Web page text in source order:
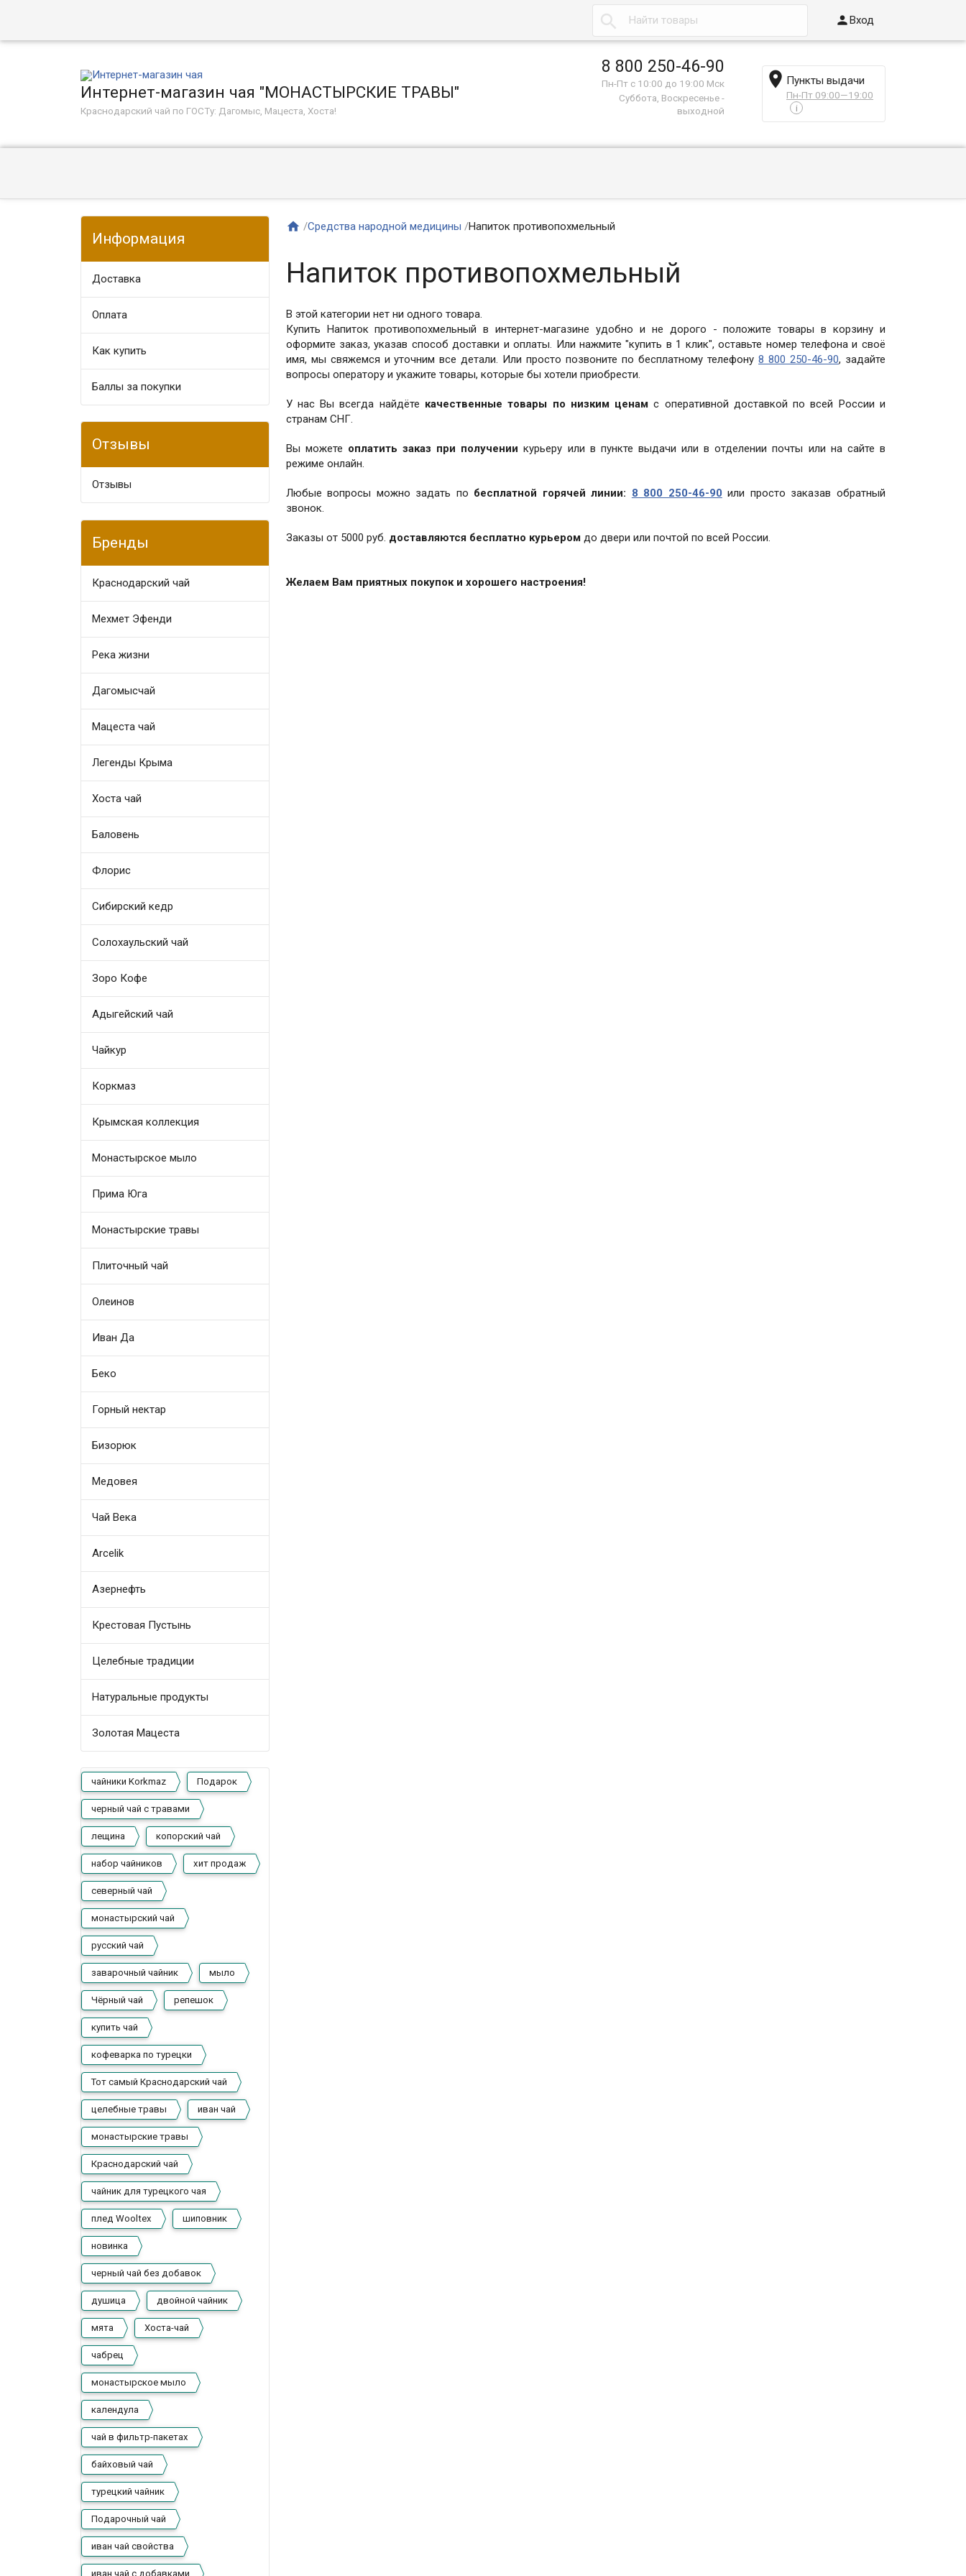
 Вход
Интернет-магазин чая "МОНАСТЫРСКИЕ ТРАВЫ"
Краснодарский чай по ГОСТу: Дагомыс, Мацеста, Хоста!
8 800 250-46-90
Пн-Пт с 10:00 до 19:00 Мск
Суббота, Воскресенье -
выходной
 Пункты выдачи
Пн-Пт 09:00—19:00
i
Информация
Доставка
Оплата​
Как купить
Баллы за покупки
Отзывы
Отзывы
Бренды
Краснодарский чай
Мехмет Эфенди
Река жизни
Дагомысчай
Мацеста чай
Легенды Крыма
Хоста чай
Баловень
Флорис
Сибирский кедр
Солохаульский чай
Зоро Кофе
Адыгейский чай
Чайкур
Коркмаз
Крымская коллекция
Монастырское мыло
Прима Юга
Монастырские травы
Плиточный чай
Олеинов
Иван Да
Беко
Горный нектар
Бизорюк
Медовея
Чай Века
Arcelik
Азернефть
Крестовая Пустынь
Целебные традиции
Натуральные продукты
Золотая Мацеста
чайники Korkmaz Подарок
черный чай с травами
лещина копорский чай
набор чайников хит продаж
северный чай
монастырский чай
русский чай
заварочный чайник мыло
Чёрный чай репешок
купить чай
кофеварка по турецки
Тот самый Краснодарский чай
целебные травы иван чай
монастырские травы
Краснодарский чай
чайник для турецкого чая
плед Wooltex шиповник
новинка
черный чай без добавок
душица двойной чайник
мята Хоста-чай
чабрец
монастырское мыло
календула
чай в фильтр-пакетах
байховый чай
турецкий чайник
Подарочный чай
иван чай свойства
иван чай с добавками
 /Средства народной медицины /Напиток противопохмельный
Напиток противопохмельный
В этой категории нет ни одного товара.
Купить Напиток противопохмельный в интернет-магазине удобно и не дорого - положите товары в корзину и
оформите заказ, указав способ доставки и оплаты. Или нажмите "купить в 1 клик", оставьте номер телефона и своё
имя, мы свяжемся и уточним все детали. Или просто позвоните по бесплатному телефону8 800 250-46-90, задайте
вопросы оператору и укажите товары, которые бы хотели приобрести.
У нас Вы всегда найдёте качественные товары по низким ценам с оперативной доставкой по всей России и
странам СНГ.
Вы можете оплатить заказ при получении курьеру или в пункте выдачи или в отделении почты или на сайте в
режиме онлайн.
Любые вопросы можно задать по бесплатной горячей линии: 8 800 250-46-90 или просто заказав обратный
звонок.
Заказы от 5000 руб. доставляются бесплатно курьеромдо двери или почтой по всей России.
Желаем Вам приятных покупок и хорошего настроения!